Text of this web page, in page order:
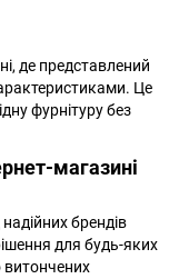
де представлений
Це
фурнітуру без
магазині
брендів
для будь-яких
витончених